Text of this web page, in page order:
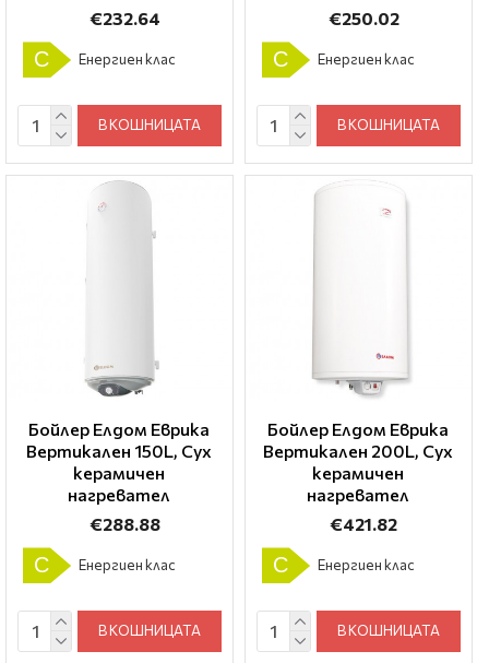
€232.64
C Енергиен клас
В КОШНИЦАТА
€250.02
C Енергиен клас
В КОШНИЦАТА
Бойлер Елдом Еврика
Вертикален 150L, Сух
керамичен
нагревател
€288.88
C Енергиен клас
В КОШНИЦАТА
Бойлер Елдом Еврика
Вертикален 200L, Сух
керамичен
нагревател
€421.82
C Енергиен клас
В КОШНИЦАТА